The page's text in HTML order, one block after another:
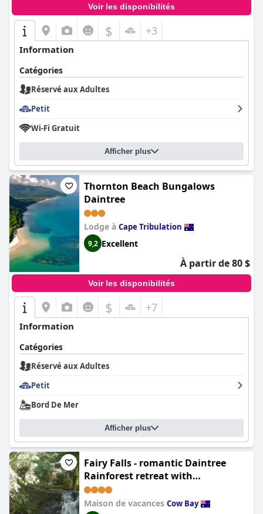
Voir les disponibilités
$ +3
Information
Catégories
Réservé aux Adultes
Petit
Wi-Fi Gratuit
Afficher plus
Thornton Beach Bungalows
Daintree
Lodge à Cape Tribulation
9,2 Excellent
À partir de 80 $
Voir les disponibilités
$ +7
Information
Catégories
Réservé aux Adultes
Petit
Bord De Mer
Afficher plus
Fairy Falls - romantic Daintree
Rainforest retreat with
enchanting waterfall
Maison de vacances Cow Bay